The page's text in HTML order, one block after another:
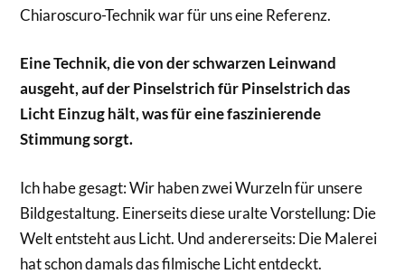
Chiaroscuro-Technik war für uns eine Referenz.
Eine Technik, die von der schwarzen Leinwand
ausgeht, auf der Pinselstrich für Pinselstrich das
Licht Einzug hält, was für eine faszinierende
Stimmung sorgt.
Ich habe gesagt: Wir haben zwei Wurzeln für unsere
Bildgestaltung. Einerseits diese uralte Vorstellung: Die
Welt entsteht aus Licht. Und andererseits: Die Malerei
hat schon damals das filmische Licht entdeckt.